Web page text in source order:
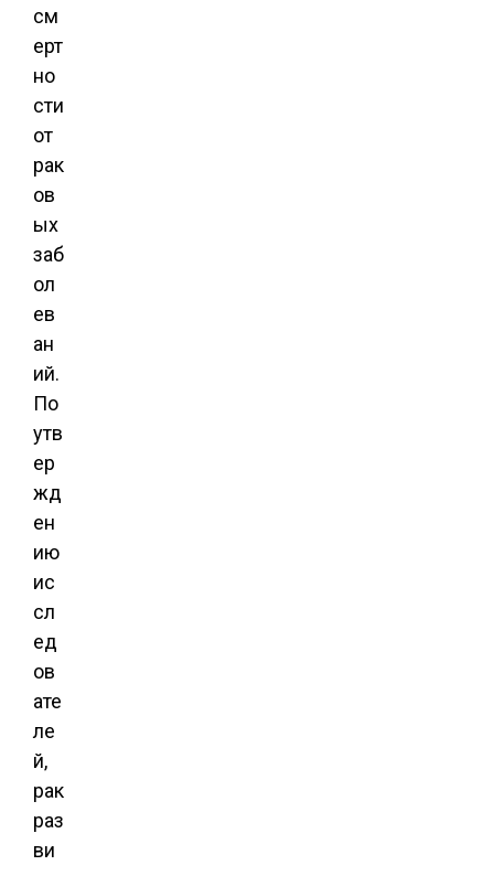
см
ерт
но
сти
от
рак
ов
ых
заб
ол
ев
ан
ий.
По
утв
ер
жд
ен
ию
ис
сл
ед
ов
ате
ле
й,
рак
раз
ви